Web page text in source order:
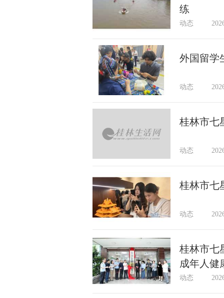
练
动态
外国留学
动态
桂林市七
动态
桂林市七
动态
桂林市七
成年人健
动态